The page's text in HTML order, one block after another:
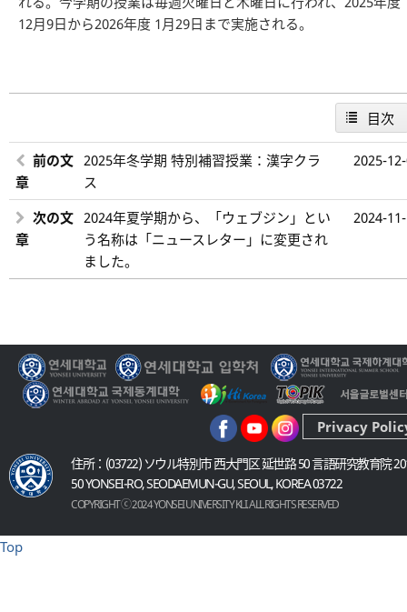
12月9日から2026年度 1月29日まで実施される。
目次
前の文
章
2025年冬学期 特別補習授業：漢字クラ
ス
2025-
次の文
章
2024年夏学期から、「ウェブジン」とい
う名称は「ニュースレター」に変更され
ました。
2024-
住所：(03722) ソウル特別市 西大門区 延世路 50 言語研究教育院
50 YONSEI-RO, SEODAEMUN-GU, SEOUL, KOREA 03722
COPYRIGHT ⓒ 2024 YONSEI UNIVERSITY KLI. ALL RIGHTS RESERVED
Privacy
Top